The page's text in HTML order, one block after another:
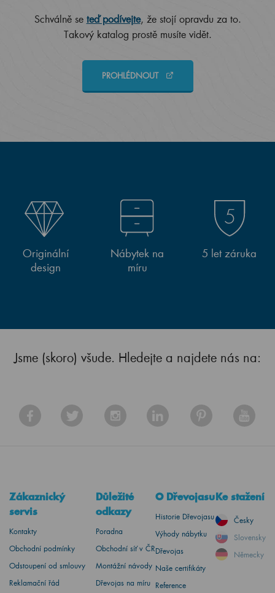
Schválně se teď podívejte, že stojí opravdu za to.
Takový katalog prostě musíte vidět.
PROHLÉDNOUT
Originální
design
Nábytek na
míru
5 let záruka
Jsme (skoro) všude. Hledejte a najdete nás na:
Zákaznický
servis
Kontakty
Obchodní podmínky
Odstoupení od smlouvy
Reklamační řád
Důležité
odkazy
Poradna
Obchodní síť v ČR
Montážní návody
Dřevojas na míru
O Dřevojasu
Historie Dřevojasu
Výhody nábytku
Dřevojas
Naše certifikáty
Reference
Ke stažení
Česky
Slovensky
Německy